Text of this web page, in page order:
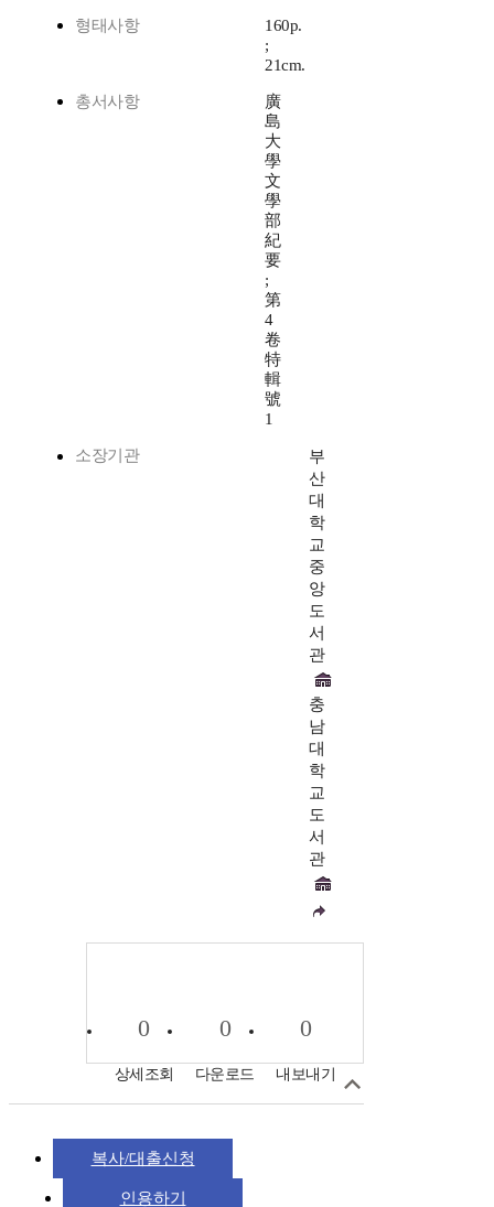
형태사항
160p.
;
21cm.
총서사항
廣
島
大
學
文
學
部
紀
要
;
第
4
卷
特
輯
號
1
소장기관
부
산
대
학
교
중
앙
도
서
관
충
남
대
학
교
도
서
관
0
상세조회
0
다운로드
0
내보내기
복사/대출신청
인용하기